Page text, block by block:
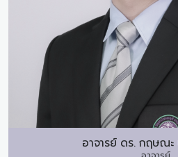
อาจารย์ ดร. กฤษณะ